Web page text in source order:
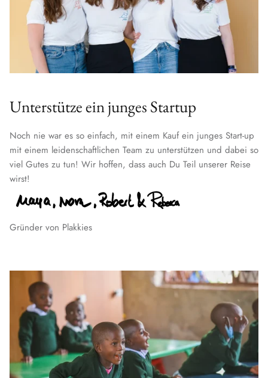
Unterstütze ein junges Startup
Noch nie war es so einfach, mit einem Kauf ein junges Start-up
mit einem leidenschaftlichen Team zu unterstützen und dabei so
viel Gutes zu tun! Wir hoffen, dass auch Du Teil unserer Reise
wirst!
Gründer von Plakkies